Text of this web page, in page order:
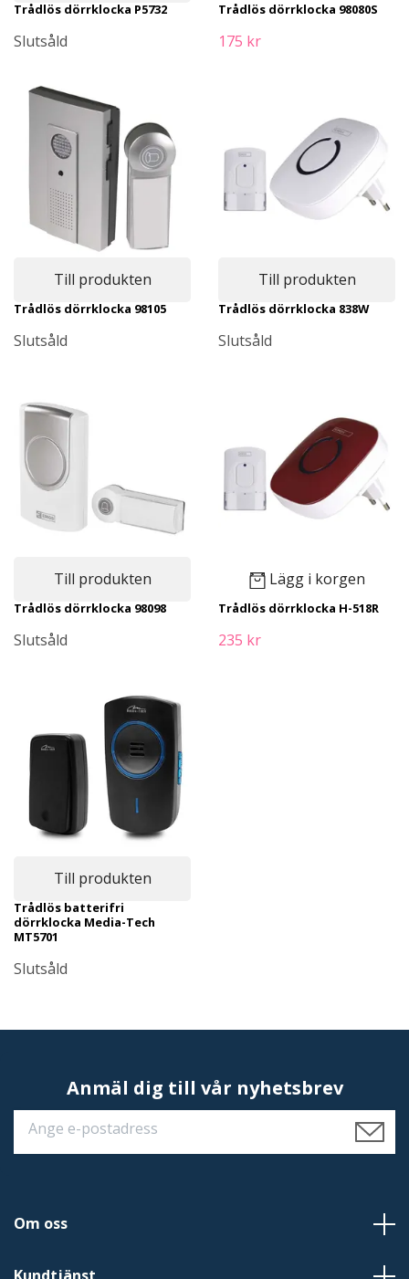
Trådlös dörrklocka P5732
Slutsåld
Trådlös dörrklocka 98080S
175 kr
Till produkten
Trådlös dörrklocka 98105
Slutsåld
Till produkten
Trådlös dörrklocka 838W
Slutsåld
Till produkten
Trådlös dörrklocka 98098
Slutsåld
Lägg i korgen
Trådlös dörrklocka H-518R
235 kr
Till produkten
Trådlös batterifri
dörrklocka Media-Tech
MT5701
Slutsåld
Anmäl dig till vår nyhetsbrev
Om oss